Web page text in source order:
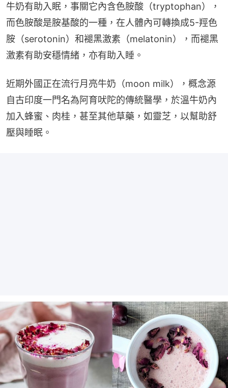
牛奶有助入眠，事關它內含色胺酸（tryptophan），
而色胺酸是胺基酸的一種，在人體內可轉換成5-羥色
胺（serotonin）和褪黑激素（melatonin），而褪黑
激素有助安穩情緒，亦有助入睡。
近期外國正在流行月亮牛奶（moon milk），概念源
自古印度一門名為阿育吠陀的傳統醫學，於溫牛奶內
加入蜂蜜、肉桂，甚至其他草藥，如靈芝，以幫助舒
壓與睡眠。